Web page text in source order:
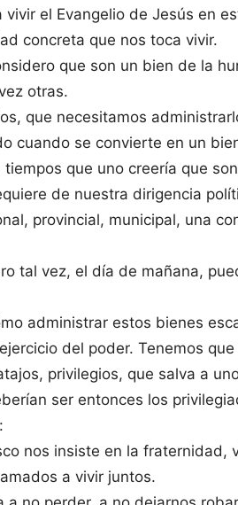
el Evangelio de Jesús en
concreta que nos toca vivir.
que son un bien de la
otras.
que necesitamos
cuando se convierte en un
que uno creería que
de nuestra dirigencia
provincial, municipal, una
tal vez, el día de mañana,
administrar estos bienes
del poder. Tenemos
privilegios, que salva a
ser entonces los
nos insiste en la fraternidad,
a vivir juntos.